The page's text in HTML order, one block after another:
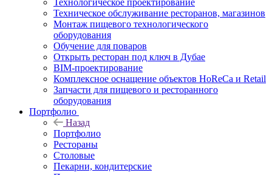
Технологическое проектирование
Техническое обслуживание ресторанов, магазинов
Монтаж пищевого технологического
оборудования
Обучение для поваров
Открыть ресторан под ключ в Дубае
BIM-проектирование
Комплексное оснащение объектов HoReCa и Retail
Запчасти для пищевого и ресторанного
оборудования
Портфолио
Назад
Портфолио
Рестораны
Столовые
Пекарни, кондитерские